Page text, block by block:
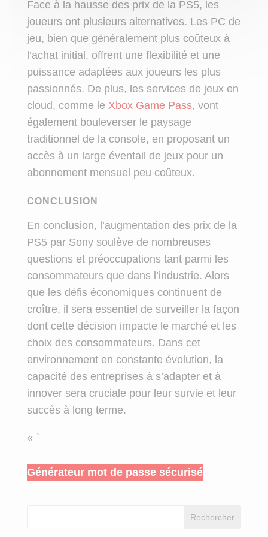
Face à la hausse des prix de la PS5, les
joueurs ont plusieurs alternatives. Les PC de
jeu, bien que généralement plus coûteux à
l’achat initial, offrent une flexibilité et une
puissance adaptées aux joueurs les plus
passionnés. De plus, les services de jeux en
cloud, comme le Xbox Game Pass, vont
également bouleverser le paysage
traditionnel de la console, en proposant un
accès à un large éventail de jeux pour un
abonnement mensuel peu coûteux.
CONCLUSION
En conclusion, l’augmentation des prix de la
PS5 par Sony soulève de nombreuses
questions et préoccupations tant parmi les
consommateurs que dans l’industrie. Alors
que les défis économiques continuent de
croître, il sera essentiel de surveiller la façon
dont cette décision impacte le marché et les
choix des consommateurs. Dans cet
environnement en constante évolution, la
capacité des entreprises à s’adapter et à
innover sera cruciale pour leur survie et leur
succès à long terme.
« `
Générateur mot de passe sécurisé
Rechercher